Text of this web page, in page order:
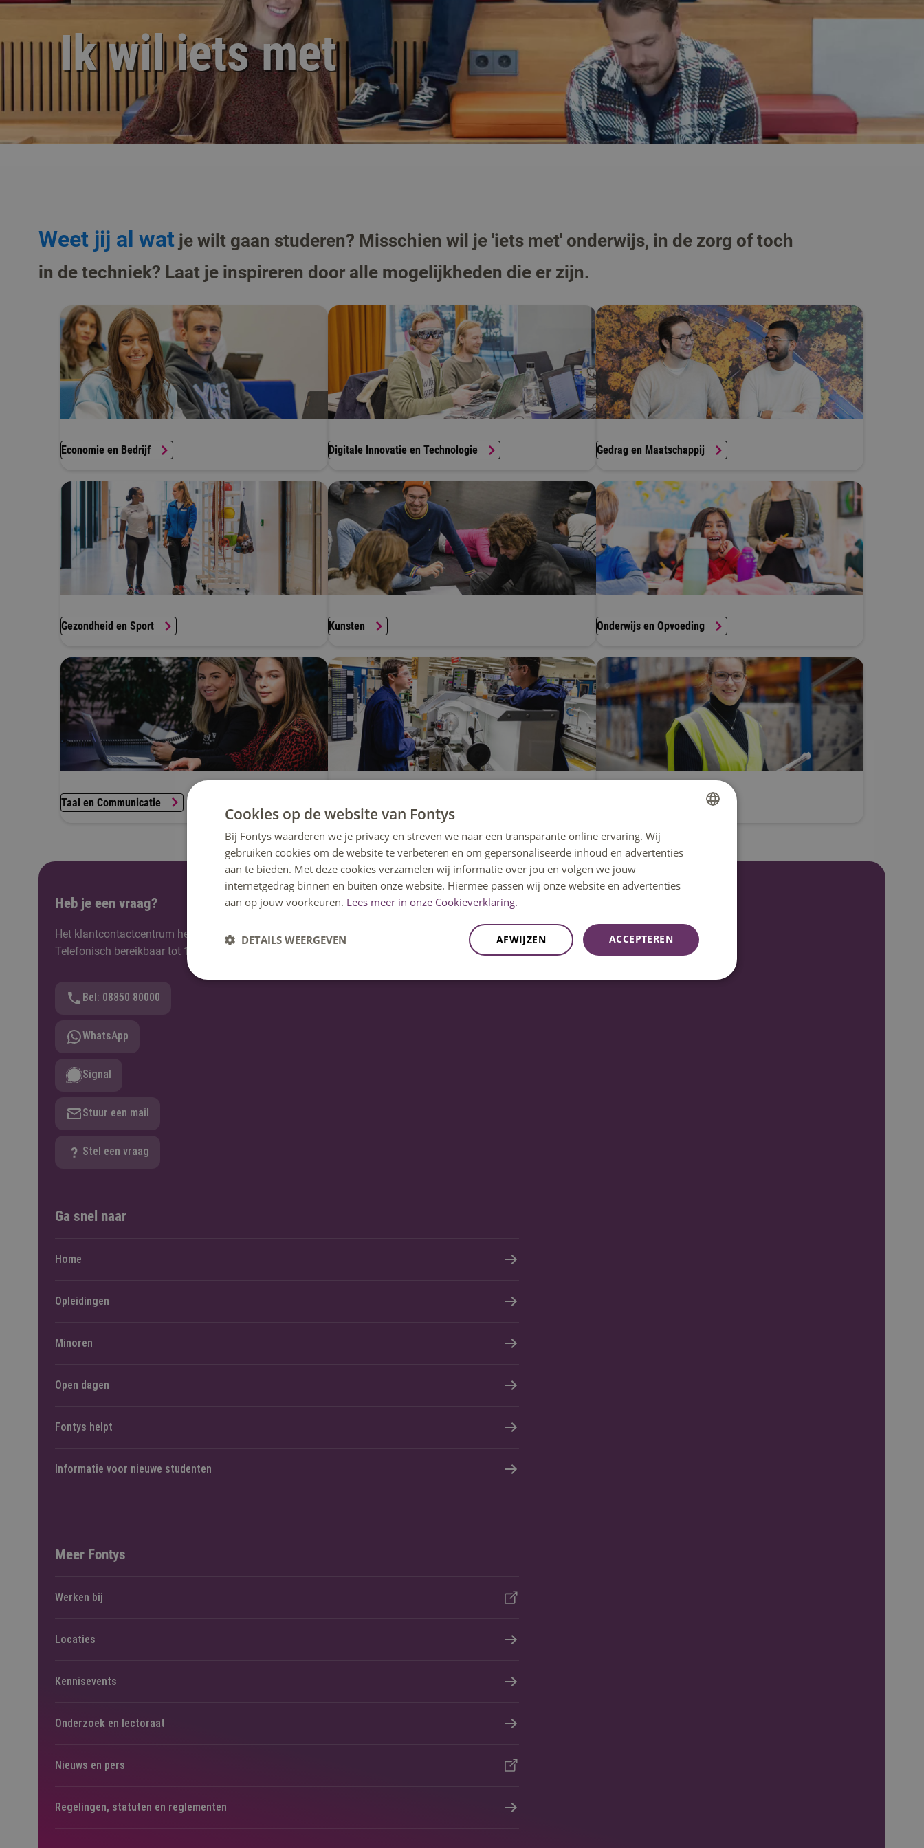
Ik wil iets met
Weet jij al wat je wilt gaan studeren? Misschien wil je 'iets met' onderwijs, in de zorg of toch
in de techniek? Laat je inspireren door alle mogelijkheden die er zijn.
Economie en Bedrijf Digitale Innovatie en Technologie Gedrag en Maatschappij
Gezondheid en Sport Kunsten Onderwijs en Opvoeding
Taal en Communicatie
Heb je een vraag?
Het klantcontactcentrum helpt je graag verder. Bereikbaar op ma t/m vrij 08:30u – 17:00u uur.
Telefonisch bereikbaar tot 12:30u.
Bel: 08850 80000
WhatsApp
Signal
Stuur een mail
Stel een vraag
Ga snel naar
Home
Opleidingen
Minoren
Open dagen
Fontys helpt
Informatie voor nieuwe studenten
Meer Fontys
Werken bij
Locaties
Kennisevents
Onderzoek en lectoraat
Nieuws en pers
Regelingen, statuten en reglementen
ENGLISH
Cookies op de website van Fontys
Bij Fontys waarderen we je privacy en streven we naar een transparante online ervaring. Wij
gebruiken cookies om de website te verbeteren en om gepersonaliseerde inhoud en advertenties
aan te bieden. Met deze cookies verzamelen wij informatie over jou en volgen we jouw
internetgedrag binnen en buiten onze website. Hiermee passen wij onze website en advertenties
aan op jouw voorkeuren. Lees meer in onze Cookieverklaring.
ACCEPTEREN
AFWIJZEN
DETAILS WEERGEVEN